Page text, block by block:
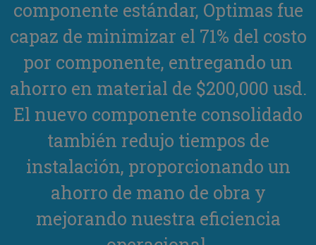
componente estándar, Optimas fue
capaz de minimizar el 71% del costo
por componente, entregando un
ahorro en material de $200,000 usd.
El nuevo componente consolidado
también redujo tiempos de
instalación, proporcionando un
ahorro de mano de obra y
mejorando nuestra eficiencia